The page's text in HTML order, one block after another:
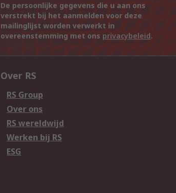
De persoonlijke gegevens die u aan ons
verstrekt bij het aanmelden voor deze
mailinglijst worden verwerkt in
overeenstemming met ons privacybeleid.
Over RS
RS Group
Over ons
RS wereldwijd
Werken bij RS
ESG